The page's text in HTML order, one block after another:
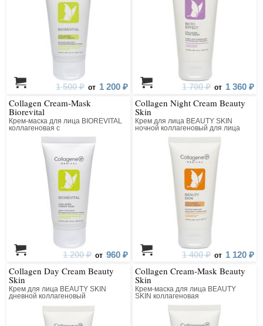
1 500 ₽ от 1 200 ₽ 1 700 ₽ от 1 360 ₽
Collagen Cream-Mask
Biorevital
Крем-маска для лица BIOREVITAL
коллагеновая с
восстанавливающим комплексом
1 200 ₽ от 960 ₽
Collagen Night Cream Beauty
Skin
Крем для лица BEAUTY SKIN
ночной коллагеновый для лица
1 400 ₽ от 1 120 ₽
Collagen Day Cream Beauty
Skin
Крем для лица BEAUTY SKIN
дневной коллагеновый
Collagen Cream-Mask Beauty
Skin
Крем-маска для лица BEAUTY
SKIN коллагеновая